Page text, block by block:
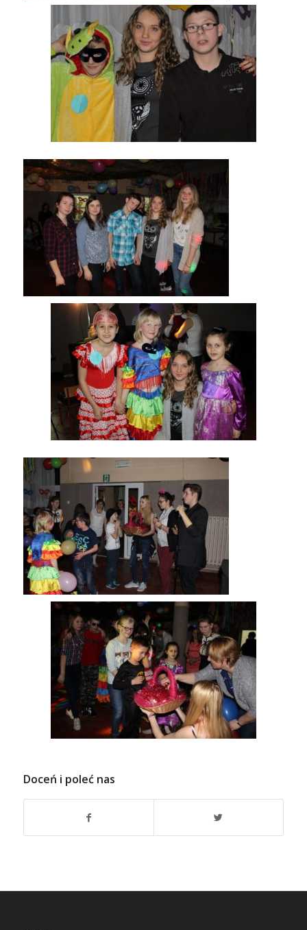
Doceń i poleć nas